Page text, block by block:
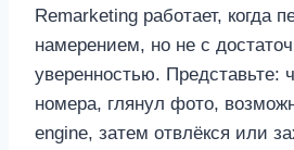
Remarketing работает, когда
намерением, но не с
уверенностью. Представьте:
номера, глянул фото,
engine, затем отвлёкся или